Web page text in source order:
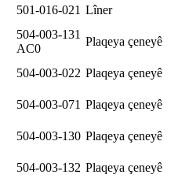
501-016-021 Lîner
504-003-131
AC0
Plaqeya çeneyê
504-003-022 Plaqeya çeneyê
504-003-071 Plaqeya çeneyê
504-003-130 Plaqeya çeneyê
504-003-132 Plaqeya çeneyê